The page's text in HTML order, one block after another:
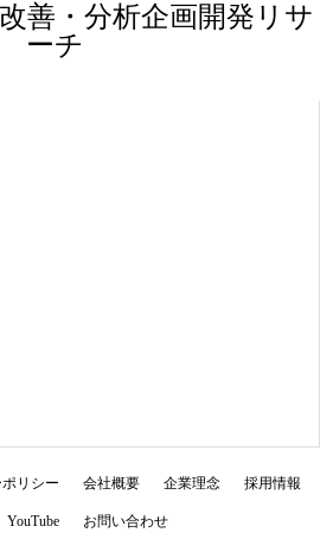
善・分析企画開発リサ
ーチ
リシー 会社概要 企業理念 採用情報
YouTube お問い合わせ